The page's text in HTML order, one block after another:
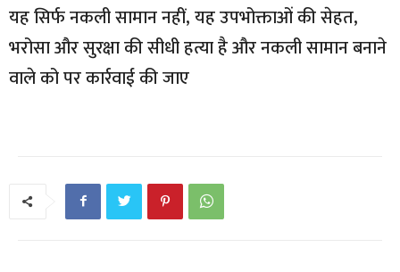
यह सिर्फ नकली सामान नहीं, यह उपभोक्ताओं की सेहत,
भरोसा और सुरक्षा की सीधी हत्या है और नकली सामान बनाने
वाले को पर कार्रवाई की जाए